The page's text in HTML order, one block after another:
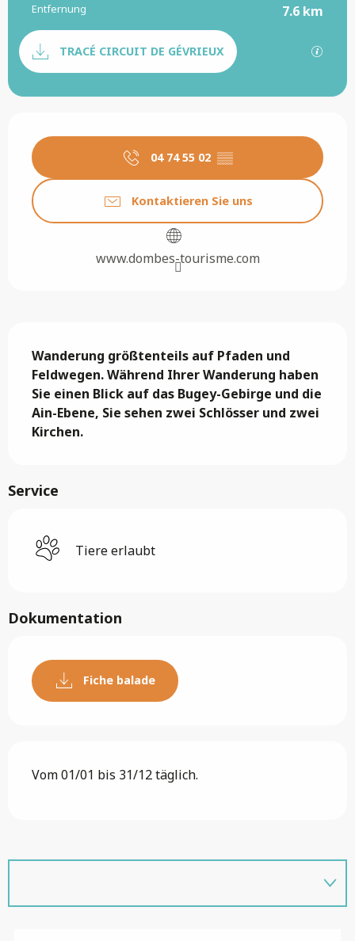
Entfernung 7.6 km
Dokumentation
TRACÉ CIRCUIT DE GÉVRIEUX Mit
04 74 55 02 ▒▒
Kontaktieren Sie uns
www.dombes-tourisme.com
Wanderung größtenteils auf Pfaden und
Feldwegen. Während Ihrer Wanderung haben
Sie einen Blick auf das Bugey-Gebirge und die
Ain-Ebene, Sie sehen zwei Schlösser und zwei
Kirchen.
Service
Tiere erlaubt
Dokumentation
Fiche balade
Vom 01/01 bis 31/12 täglich.